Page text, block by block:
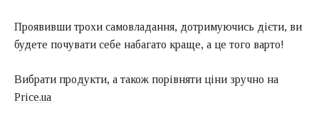
Проявивши трохи самовладання, дотримуючись дієти, ви
будете почувати себе набагато краще, а це того варто!
Вибрати продукти, а також порівняти ціни зручно на
Price.ua